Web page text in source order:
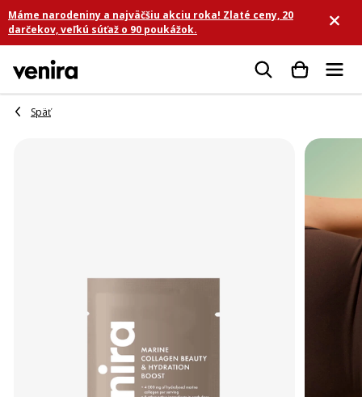
Prejsť
na
obsah
Máme narodeniny a najväčšiu akciu roka! Zlaté ceny, 20
darčekov, veľkú súťaž o 90 poukážok.
Hľadať